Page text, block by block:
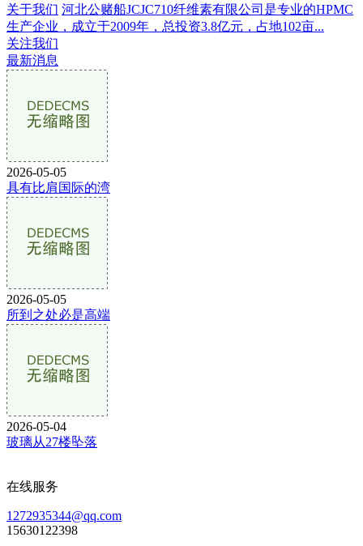
关于我们 河北公赌船JCJC710纤维素有限公司是专业的HPMC
生产企业，成立于2009年，总投资3.8亿元，占地102亩...
关注我们
最新消息
2026-05-05
具有比肩国际的湾
2026-05-05
所到之处必是高端
2026-05-04
玻璃从27楼坠落
在线服务
1272935344@qq.com
15630122398